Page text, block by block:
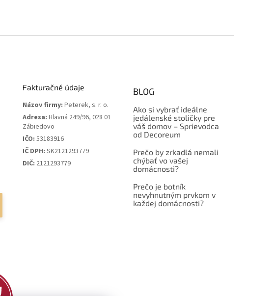
Fakturačné údaje
Názov firmy: Peterek, s. r. o.
Adresa: Hlavná 249/96, 028 01
Zábiedovo
IČO: 53183916
IČ DPH: SK2121293779
DIČ: 2121293779
BLOG
Ako si vybrať ideálne
jedálenské stoličky pre
váš domov – Sprievodca
od Decoreum
Prečo by zrkadlá nemali
chýbať vo vašej
domácnosti?
Prečo je botník
nevyhnutným prvkom v
každej domácnosti?